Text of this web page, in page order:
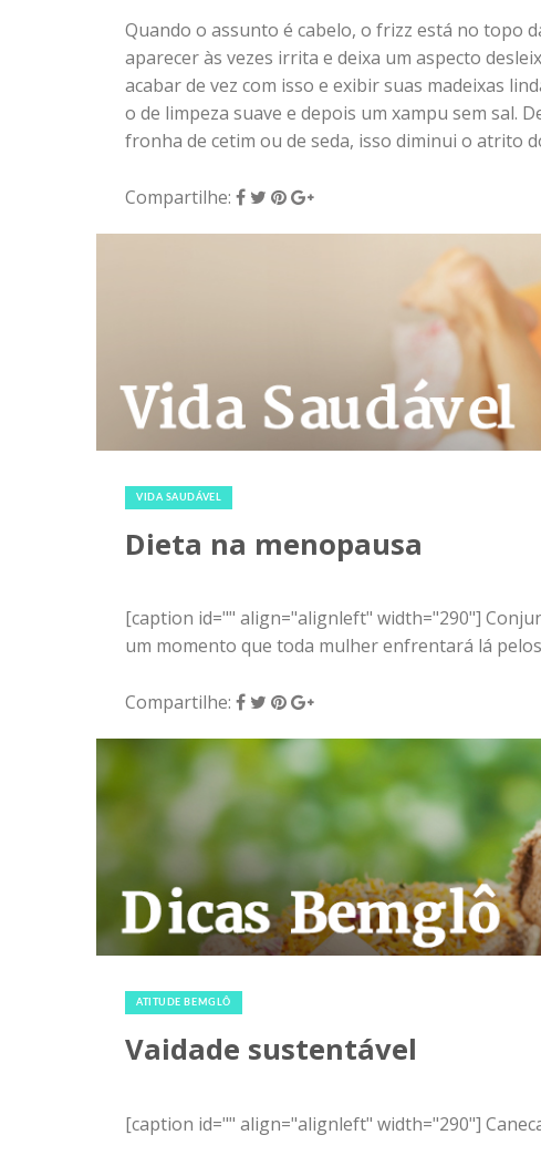
Quando o assunto é cabelo, o frizz está no topo
aparecer às vezes irrita e deixa um aspecto
acabar de vez com isso e exibir suas madeixas
o de limpeza suave e depois um xampu sem sal.
fronha de cetim ou de seda, isso diminui o atrito
Compartilhe:
VIDA SAUDÁVEL
Dieta na menopausa
[caption id="" align="alignleft" width="290"]
um momento que toda mulher enfrentará lá pelos
Compartilhe:
ATITUDE BEMGLÔ
Vaidade sustentável
[caption id="" align="alignleft" width="290"]